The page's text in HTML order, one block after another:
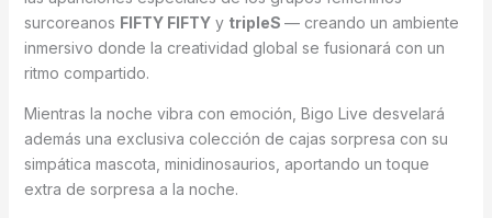
surcoreanos FIFTY FIFTYy tripleS — creando un ambiente
inmersivo donde la creatividad global se fusionará con un
ritmo compartido.
Mientras la noche vibra con emoción, Bigo Live desvelará
además una exclusiva colección de cajas sorpresa con su
simpática mascota, minidinosaurios, aportando un toque
extra de sorpresa a la noche.